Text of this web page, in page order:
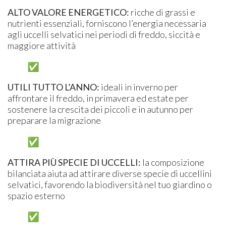
ALTO VALORE ENERGETICO: ricche di grassi e
nutrienti essenziali, forniscono l’energia necessaria
agli uccelli selvatici nei periodi di freddo, siccità e
maggiore attività
UTILI TUTTO L’ANNO: ideali in inverno per
affrontare il freddo, in primavera ed estate per
sostenere la crescita dei piccoli e in autunno per
preparare la migrazione
ATTIRA PIÙ SPECIE DI UCCELLI: la composizione
bilanciata aiuta ad attirare diverse specie di uccellini
selvatici, favorendo la biodiversità nel tuo giardino o
spazio esterno